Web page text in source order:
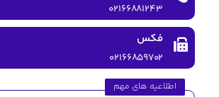
۰۲۱۶۶۸۸۱۲۴۳
فکس
۰۲۱۶۶۸۵۹۷۰۲
اطلاعیه های مهم